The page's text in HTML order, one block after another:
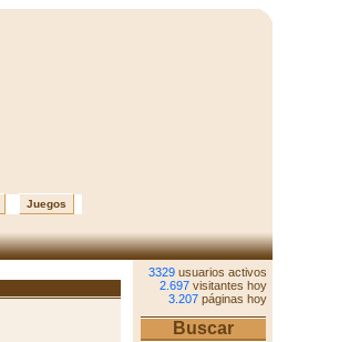
Juegos
3329 usuarios activos
2.697 visitantes hoy
3.207 páginas hoy
Buscar